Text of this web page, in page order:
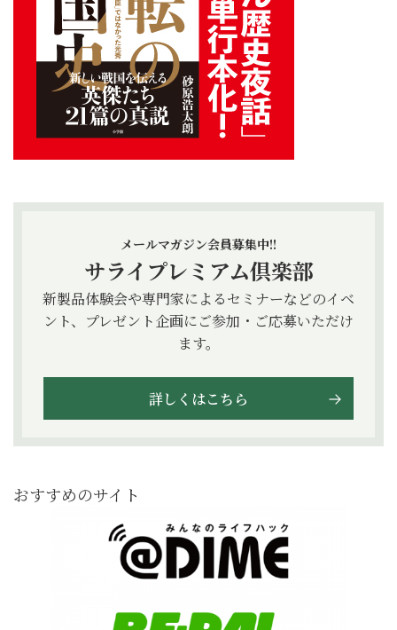
メールマガジン会員募集中!!
サライプレミアム倶楽部
新製品体験会や専門家によるセミナーなどのイベ
ント、プレゼント企画にご参加・ご応募いただけ
ます。
詳しくはこちら
おすすめのサイト